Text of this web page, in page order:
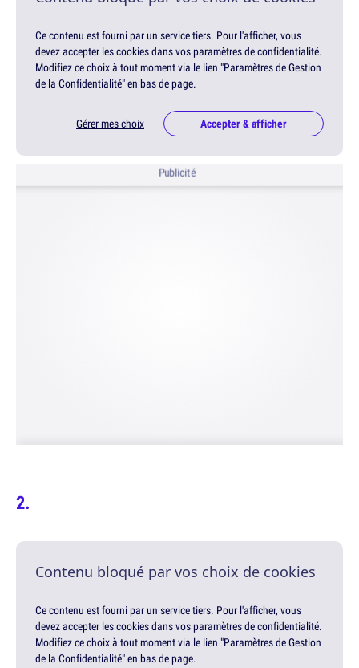
Ce contenu est fourni par un service tiers. Pour l'afficher, vous
devez accepter les cookies dans vos paramètres de confidentialité.
Modifiez ce choix à tout moment via le lien "Paramètres de Gestion
de la Confidentialité" en bas de page.
Gérer mes choix Accepter & afficher
Publicité
Contenu bloqué par vos choix de cookies
Ce contenu est fourni par un service tiers. Pour l'afficher, vous
devez accepter les cookies dans vos paramètres de confidentialité.
Modifiez ce choix à tout moment via le lien "Paramètres de Gestion
de la Confidentialité" en bas de page.